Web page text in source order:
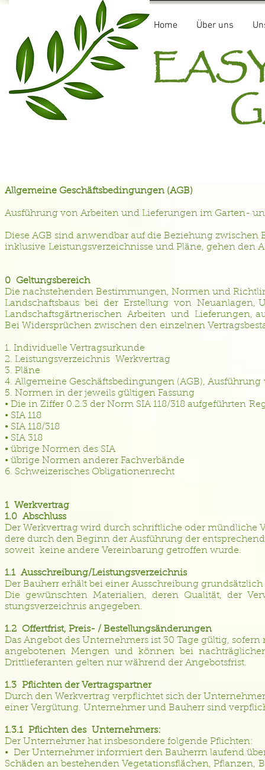
Home Über uns
Allgemeine Geschäftsbedingungen (AGB)
Ausführung von Arbeiten und Lieferungen im Garten-
Diese AGB sind anwendbar auf die Beziehung
inklusive Leistungsverzeichnisse und Pläne, gehen den
0 Geltungsbereich
Die nachstehenden Bestimmungen, Normen und
Landschaftsbaus bei der Erstellung von
Landschaftsgärtnerischen Arbeiten und Lieferungen,
Bei Widersprüchen zwischen den einzelnen
1. Individuelle Vertragsurkunde
2. Leistungsverzeichnis Werkvertrag
3. Pläne
4. Allgemeine Geschäftsbedingungen (AGB),
5. Normen in der jeweils gültigen Fassung
• Die in Ziffer 0.2.3 der Norm SIA 118/318 aufgeführten
• SIA 118
• SIA 118/318
• SIA 318
• übrige Normen des SIA
• übrige Normen anderer Fachverbände
6. Schweizerisches Obligationenrecht
1 Werkvertrag
1.0 Abschluss
Der Werkvertrag wird durch schriftliche oder
dere durch den Beginn der Ausführung der
soweit keine andere Vereinbarung getroffen wurde.
1.1 Ausschreibung/Leistungsverzeichnis
Der Bauherr erhält bei einer Ausschreibung
Die gewünschten Materialien, deren Qualität, der
stungsverzeichnis angegeben.
1.2 Offertfrist, Preis- / Bestellungsänderungen
Das Angebot des Unternehmers ist 30 Tage gültig,
angebotenen Mengen und können bei
Drittlieferanten gelten nur während der Angebotsfrist.
1.3 Pflichten der Vertragspartner
Durch den Werkvertrag verpflichtet sich der
einer Vergütung. Unternehmer und Bauherr sind
1.3.1 Pflichten des Unternehmers:
Der Unternehmer hat insbesondere folgende Pflichten:
• Der Unternehmer informiert den Bauherrn laufend
Schäden an bestehenden Vegetationsflächen, Pflanzen,